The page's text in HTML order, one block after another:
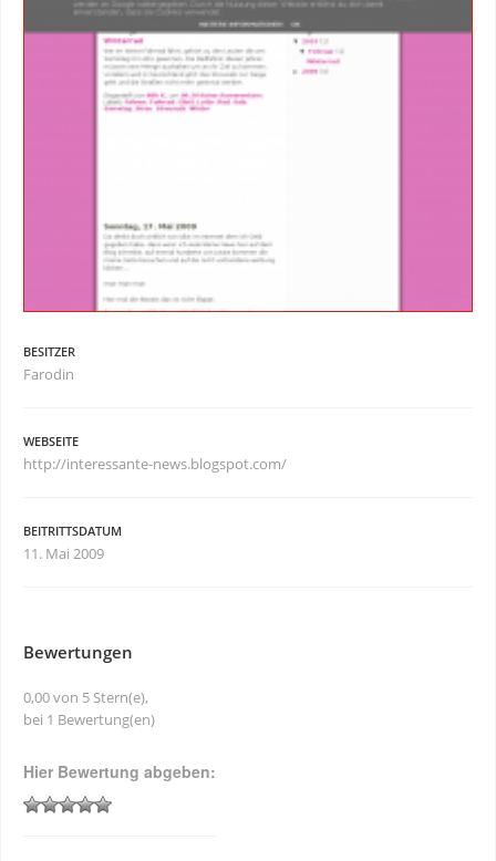
BESITZER
Farodin
WEBSEITE
http://interessante-news.blogspot.com/
BEITRITTSDATUM
11. Mai 2009
Bewertungen
0,00 von 5 Stern(e),
bei 1 Bewertung(en)
Hier Bewertung abgeben: